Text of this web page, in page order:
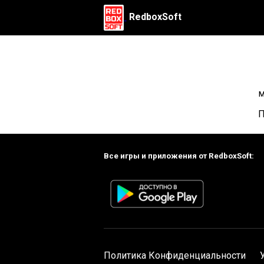
RedboxSoft
Все игры и приложения от RedboxSoft:
Политика Конфиденциальности